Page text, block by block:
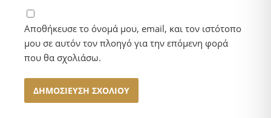
Αποθήκευσε το όνομά μου, email, και τον ιστότοπο
μου σε αυτόν τον πλοηγό για την επόμενη φορά
που θα σχολιάσω.